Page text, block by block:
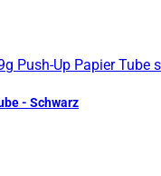
- Schwarz